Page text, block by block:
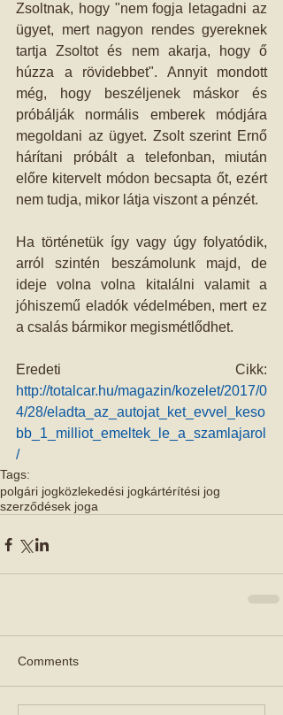
Zsoltnak, hogy "nem fogja letagadni az
ügyet, mert nagyon rendes gyereknek
tartja Zsoltot és nem akarja, hogy ő
húzza a rövidebbet". Annyit mondott
még, hogy beszéljenek máskor és
próbálják normális emberek módjára
megoldani az ügyet. Zsolt szerint Ernő
hárítani próbált a telefonban, miután
előre kitervelt módon becsapta őt, ezért
nem tudja, mikor látja viszont a pénzét.
Ha történetük így vagy úgy folyatódik,
arról szintén beszámolunk majd, de
ideje volna volna kitalálni valamit a
jóhiszemű eladók védelmében, mert ez
a csalás bármikor megismétlődhet.
http://totalcar.hu/magazin/kozelet/2017/0
4/28/eladta_az_autojat_ket_evvel_keso
bb_1_milliot_emeltek_le_a_szamlajarol
/
Tags:
polgári jogközlekedési jogkártérítési jog
szerződések joga
Comments